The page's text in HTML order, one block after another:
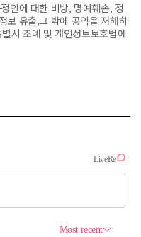
인에 대한 비방, 명예훼손, 정
보 유출,그 밖에 공익을 저해하
시 조례 및 개인정보보호법에